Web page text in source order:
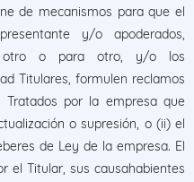
de mecanismos para que el
y/o apoderados,
otro o para otro, y/o los
Titulares, formulen reclamos
por la empresa que
o supresión, o (ii) el
de Ley de la empresa. El
el Titular, sus causahabientes